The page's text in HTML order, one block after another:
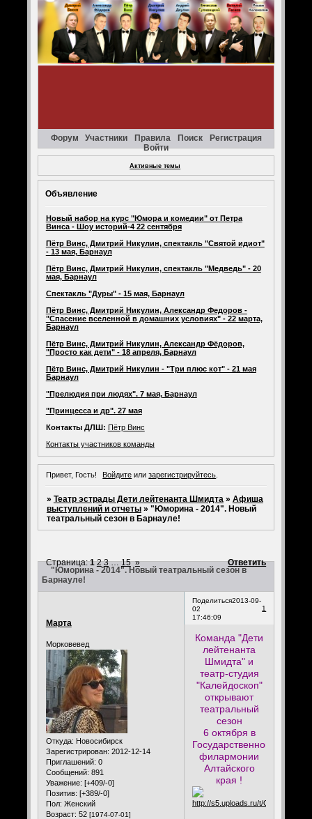
Форум Участники Правила Поиск
Регистрация
Войти
Активные темы
Объявление
Новый набор на курс "Юмора и комедии" от Петра
Винса - Шоу историй-4 22 сентября
Пётр Винс, Дмитрий Никулин, спектакль "Святой идиот"
- 13 мая, Барнаул
Пётр Винс, Дмитрий Никулин, спектакль "Медведь" - 20
мая, Барнаул
Спектакль "Дуры" - 15 мая, Барнаул
Пётр Винс, Дмитрий Никулин, Александр Федоров -
"Спасение вселенной в домашних условиях" - 22 марта,
Барнаул
Пётр Винс, Дмитрий Никулин, Александр Фёдоров,
"Просто как дети" - 18 апреля, Барнаул
Пётр Винс, Дмитрий Никулин - "Три плюс кот" - 21 мая
Барнаул
"Прелюдия при людях". 7 мая, Барнаул
"Принцесса и др". 27 мая
Контакты ДЛШ: Пётр Винс
Контакты участников команды
Привет, Гость! Войдите илизарегистрируйтесь.
» Театр эстрады Дети лейтенанта Шмидта » Афиша
выступлений и отчеты » "Юморина - 2014". Новый
театральный сезон в Барнауле!
"Юморина - 2014". Новый театральный сезон в
Барнауле!
Страница:1 2 3 … 15 » Ответить
Поделиться
1
2013-09-
02
17:46:09
Марта
Морковевед
Откуда: Новосибирск
Зарегистрирован: 2012-12-14
Приглашений: 0
Сообщений: 891
Уважение: [+409/-0]
Позитив: [+389/-0]
Пол: Женский
Возраст: 52 [1974-07-01]
Команда "Дети
лейтенанта
Шмидта" и
театр-студия
"Калейдоскоп"
открывают
театральный
сезон
6 октября в
Государственной
филармонии
Алтайского
края !